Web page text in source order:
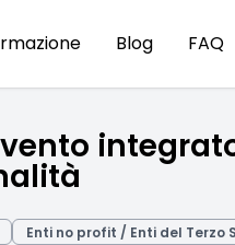
Blog FAQ
Enti no profit / Enti del Terzo